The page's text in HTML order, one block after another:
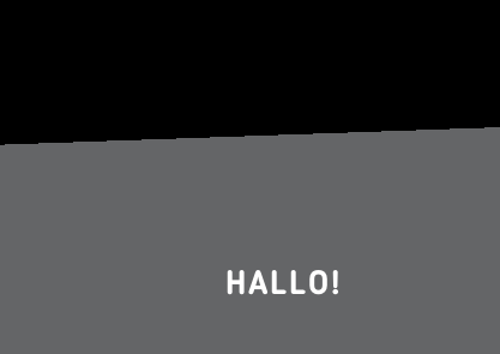
HALLO!